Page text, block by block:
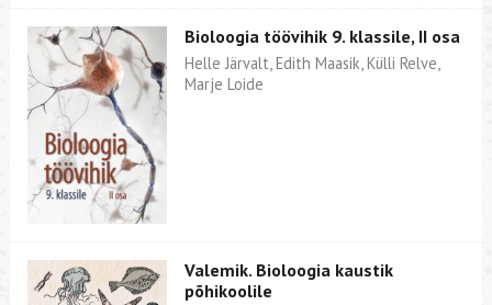
Bioloogia töövihik 9. klassile, II osa
Helle Järvalt, Edith Maasik, Külli Relve,
Marje Loide
Valemik. Bioloogia kaustik
põhikoolile